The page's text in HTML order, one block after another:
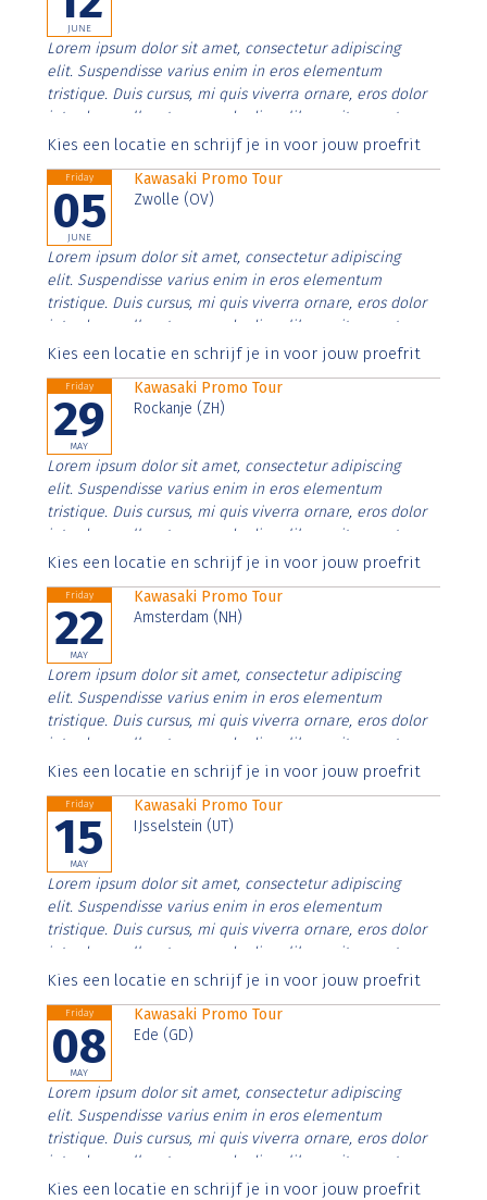
JUNE
Lorem ipsum dolor sit amet, consectetur adipiscing
elit. Suspendisse varius enim in eros elementum
tristique. Duis cursus, mi quis viverra ornare, eros dolor
interdum nulla, ut commodo diam libero vitae erat.
Aenean faucibus nibh et justo cursus id rutrum lorem
Kies een locatie en schrijf je in voor jouw proefrit
Friday
05
JUNE
Kawasaki Promo Tour
Zwolle (OV)
Lorem ipsum dolor sit amet, consectetur adipiscing
elit. Suspendisse varius enim in eros elementum
tristique. Duis cursus, mi quis viverra ornare, eros dolor
interdum nulla, ut commodo diam libero vitae erat.
Aenean faucibus nibh et justo cursus id rutrum lorem
Kies een locatie en schrijf je in voor jouw proefrit
Friday
29
MAY
Kawasaki Promo Tour
Rockanje (ZH)
Lorem ipsum dolor sit amet, consectetur adipiscing
elit. Suspendisse varius enim in eros elementum
tristique. Duis cursus, mi quis viverra ornare, eros dolor
interdum nulla, ut commodo diam libero vitae erat.
Aenean faucibus nibh et justo cursus id rutrum lorem
Kies een locatie en schrijf je in voor jouw proefrit
Friday
22
MAY
Kawasaki Promo Tour
Amsterdam (NH)
Lorem ipsum dolor sit amet, consectetur adipiscing
elit. Suspendisse varius enim in eros elementum
tristique. Duis cursus, mi quis viverra ornare, eros dolor
interdum nulla, ut commodo diam libero vitae erat.
Aenean faucibus nibh et justo cursus id rutrum lorem
Kies een locatie en schrijf je in voor jouw proefrit
Friday
15
MAY
Kawasaki Promo Tour
IJsselstein (UT)
Lorem ipsum dolor sit amet, consectetur adipiscing
elit. Suspendisse varius enim in eros elementum
tristique. Duis cursus, mi quis viverra ornare, eros dolor
interdum nulla, ut commodo diam libero vitae erat.
Aenean faucibus nibh et justo cursus id rutrum lorem
Kies een locatie en schrijf je in voor jouw proefrit
Friday
08
MAY
Kawasaki Promo Tour
Ede (GD)
Lorem ipsum dolor sit amet, consectetur adipiscing
elit. Suspendisse varius enim in eros elementum
tristique. Duis cursus, mi quis viverra ornare, eros dolor
interdum nulla, ut commodo diam libero vitae erat.
Aenean faucibus nibh et justo cursus id rutrum lorem
Kies een locatie en schrijf je in voor jouw proefrit